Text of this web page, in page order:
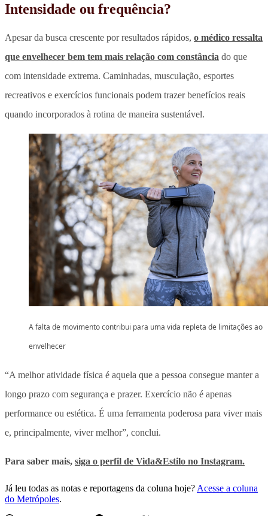
Intensidade ou frequência?
Apesar da busca crescente por resultados rápidos, o médico ressalta
que envelhecer bem tem mais relação com constância do que
com intensidade extrema. Caminhadas, musculação, esportes
recreativos e exercícios funcionais podem trazer benefícios reais
quando incorporados à rotina de maneira sustentável.
A falta de movimento contribui para uma vida repleta de limitações ao
envelhecer
“A melhor atividade física é aquela que a pessoa consegue manter a
longo prazo com segurança e prazer. Exercício não é apenas
performance ou estética. É uma ferramenta poderosa para viver mais
e, principalmente, viver melhor”, conclui.
Para saber mais, siga o perfil de Vida&Estilo no Instagram.
Já leu todas as notas e reportagens da coluna hoje? Acesse a coluna
do Metrópoles.